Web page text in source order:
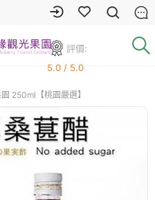
評價:
5.0 / 5.0
250ml【桃園嚴選】